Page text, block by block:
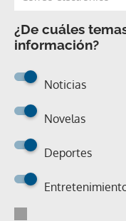
¿De cuáles
información?
Noticias
Novelas
Deportes